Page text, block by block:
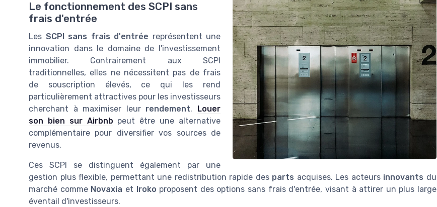
Le fonctionnement des SCPI sans
frais d'entrée
Les SCPI sans frais d'entrée représentent une
innovation dans le domaine de l'investissement
immobilier. Contrairement aux SCPI
traditionnelles, elles ne nécessitent pas de frais
de souscription élevés, ce qui les rend
particulièrement attractives pour les investisseurs
cherchant à maximiser leur rendement. Louer
son bien sur Airbnb peut être une alternative
complémentaire pour diversifier vos sources de
revenus.
Ces SCPI se distinguent également par une
gestion plus flexible, permettant une redistribution rapide des parts acquises. Les acteurs innovants du
marché comme Novaxia et Iroko proposent des options sans frais d'entrée, visant à attirer un plus large
éventail d'investisseurs.